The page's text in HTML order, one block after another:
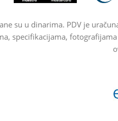
su u dinarima. PDV je
specifikacijama,